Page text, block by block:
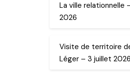
La ville relationnelle
2026
Visite de territoire
Léger – 3 juillet 2026